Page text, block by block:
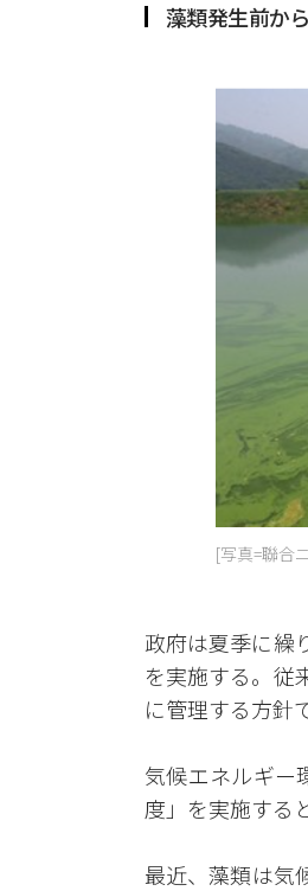
藻類発生前か
[写真=聯合
政府は夏季に繰
を実施する。従
に管理する方針
気候エネルギー
度」を実施する
最近、藻類は気